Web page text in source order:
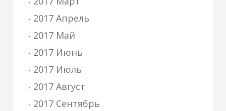
2017 Апрель
2017 Май
2017 Июнь
2017 Июль
2017 Август
2017 Сентябрь